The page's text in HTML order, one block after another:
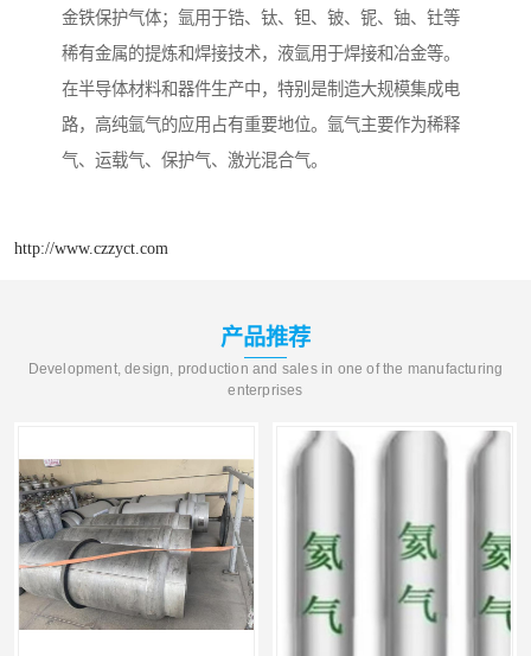
金铁保护气体；氩用于锆、钛、钽、铍、铌、铀、钍等
稀有金属的提炼和焊接技术，液氩用于焊接和冶金等。
在半导体材料和器件生产中，特别是制造大规模集成电
路，高纯氩气的应用占有重要地位。氩气主要作为稀释
气、运载气、保护气、激光混合气。
http://www.czzyct.com
产品推荐
Development, design, production and sales in one of the manufacturing
enterprises